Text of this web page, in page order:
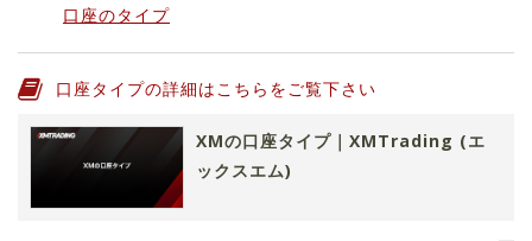
口座のタイプ
口座タイプの詳細はこちらをご覧下さい
XMの口座タイプ｜XMTrading (エ
ックスエム)